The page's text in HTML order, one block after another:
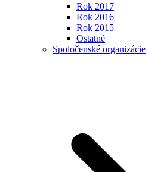
Rok 2017
Rok 2016
Rok 2015
Ostatné
Spoločenské organizácie